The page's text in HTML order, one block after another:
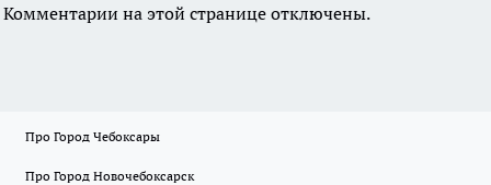
Комментарии на этой странице отключены.
Про Город Чебоксары
Про Город Новочебоксарск